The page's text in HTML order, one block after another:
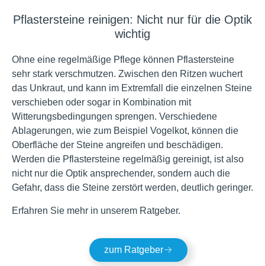
Pflastersteine reinigen: Nicht nur für die Optik
wichtig
Ohne eine regelmäßige Pflege können Pflastersteine
sehr stark verschmutzen. Zwischen den Ritzen wuchert
das Unkraut, und kann im Extremfall die einzelnen Steine
verschieben oder sogar in Kombination mit
Witterungsbedingungen sprengen. Verschiedene
Ablagerungen, wie zum Beispiel Vogelkot, können die
Oberfläche der Steine angreifen und beschädigen.
Werden die Pflastersteine regelmäßig gereinigt, ist also
nicht nur die Optik ansprechender, sondern auch die
Gefahr, dass die Steine zerstört werden, deutlich geringer.
Erfahren Sie mehr in unserem Ratgeber.
zum Ratgeber